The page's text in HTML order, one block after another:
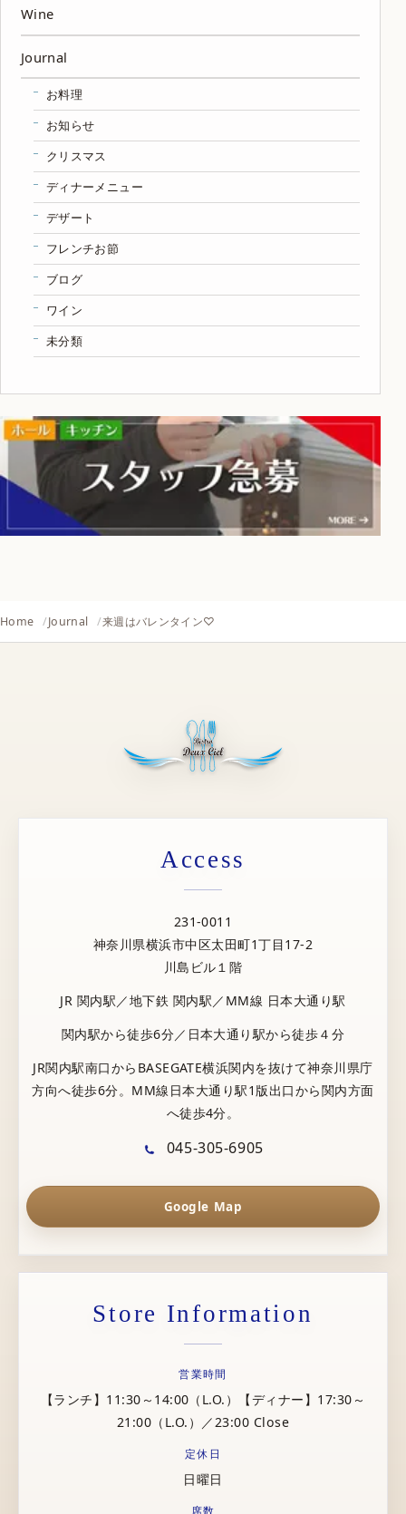
Wine
Journal
お料理
お知らせ
クリスマス
ディナーメニュー
デザート
フレンチお節
ブログ
ワイン
未分類
Home Journal 来週はバレンタイン♡
Access
231-0011
神奈川県横浜市中区太田町1丁目17-2
川島ビル１階
JR 関内駅／地下鉄 関内駅／MM線 日本大通り駅
関内駅から徒歩6分／日本大通り駅から徒歩４分
JR関内駅南口からBASEGATE横浜関内を抜けて神奈川県庁
方向へ徒歩6分。MM線日本大通り駅1版出口から関内方面
へ徒歩4分。
045-305-6905
Google Map
Store Information
営業時間
【ランチ】11:30～14:00（L.O.）【ディナー】17:30～
21:00（L.O.）／23:00 Close
定休日
日曜日
席数